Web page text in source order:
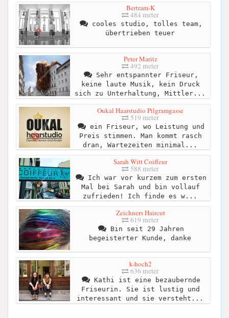
Bertram-K
484 meter
cooles studio, tolles team,
übertrieben teuer
Peter Maritz
492 meter
Sehr entspannter Friseur,
keine laute Musik, kein Druck
sich zu Unterhaltung, Mittler...
Oukal Haarstudio Pilgramgasse
519 meter
ein Friseur, wo Leistung und
Preis stimmen. Man kommt rasch
dran, Wartezeiten minimal...
Sarah Witt Coiffeur
588 meter
Ich war vor kurzem zum ersten
Mal bei Sarah und bin vollauf
zufrieden! Ich finde es w...
Zeichners Haircut
619 meter
Bin seit 29 Jahren
begeisterter Kunde, danke
k-hoch2
636 meter
Kathi ist eine bezaubernde
Friseurin. Sie ist lustig und
interessant und sie versteht...